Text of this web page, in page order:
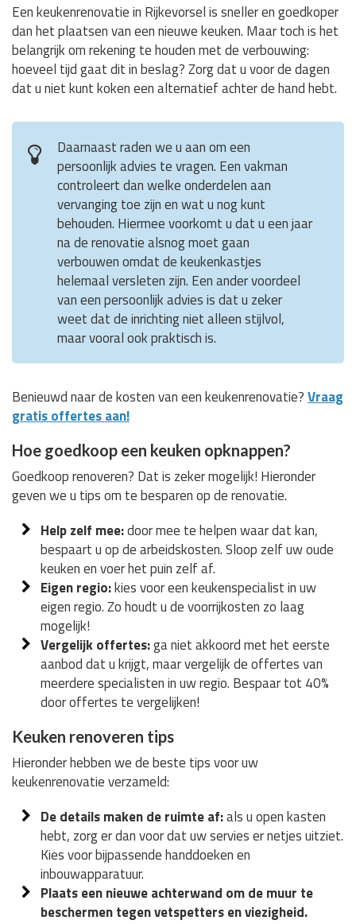
Een keukenrenovatie in Rijkevorsel is sneller en goedkoper
dan het plaatsen van een nieuwe keuken. Maar toch is het
belangrijk om rekening te houden met de verbouwing:
hoeveel tijd gaat dit in beslag? Zorg dat u voor de dagen
dat u niet kunt koken een alternatief achter de hand hebt.
Daarnaast raden we u aan om een
persoonlijk advies te vragen. Een vakman
controleert dan welke onderdelen aan
vervanging toe zijn en wat u nog kunt
behouden. Hiermee voorkomt u dat u een jaar
na de renovatie alsnog moet gaan
verbouwen omdat de keukenkastjes
helemaal versleten zijn. Een ander voordeel
van een persoonlijk advies is dat u zeker
weet dat de inrichting niet alleen stijlvol,
maar vooral ook praktisch is.
Benieuwd naar de kosten van een keukenrenovatie?Vraag
gratis offertes aan!
Hoe goedkoop een keuken opknappen?
Goedkoop renoveren? Dat is zeker mogelijk! Hieronder
geven we u tips om te besparen op de renovatie.
Help zelf mee:door mee te helpen waar dat kan,
bespaart u op de arbeidskosten. Sloop zelf uw oude
keuken en voer het puin zelf af.
Eigen regio:kies voor een keukenspecialist in uw
eigen regio. Zo houdt u de voorrijkosten zo laag
mogelijk!
Vergelijk offertes:ga niet akkoord met het eerste
aanbod dat u krijgt, maar vergelijk de offertes van
meerdere specialisten in uw regio. Bespaar tot 40%
door offertes te vergelijken!
Keuken renoveren tips
Hieronder hebben we de beste tips voor uw
keukenrenovatie verzameld:
De details maken de ruimte af:als u open kasten
hebt, zorg er dan voor dat uw servies er netjes uitziet.
Kies voor bijpassende handdoeken en
inbouwapparatuur.
Plaats een nieuwe achterwand om de muur te
beschermen tegen vetspetters en viezigheid.